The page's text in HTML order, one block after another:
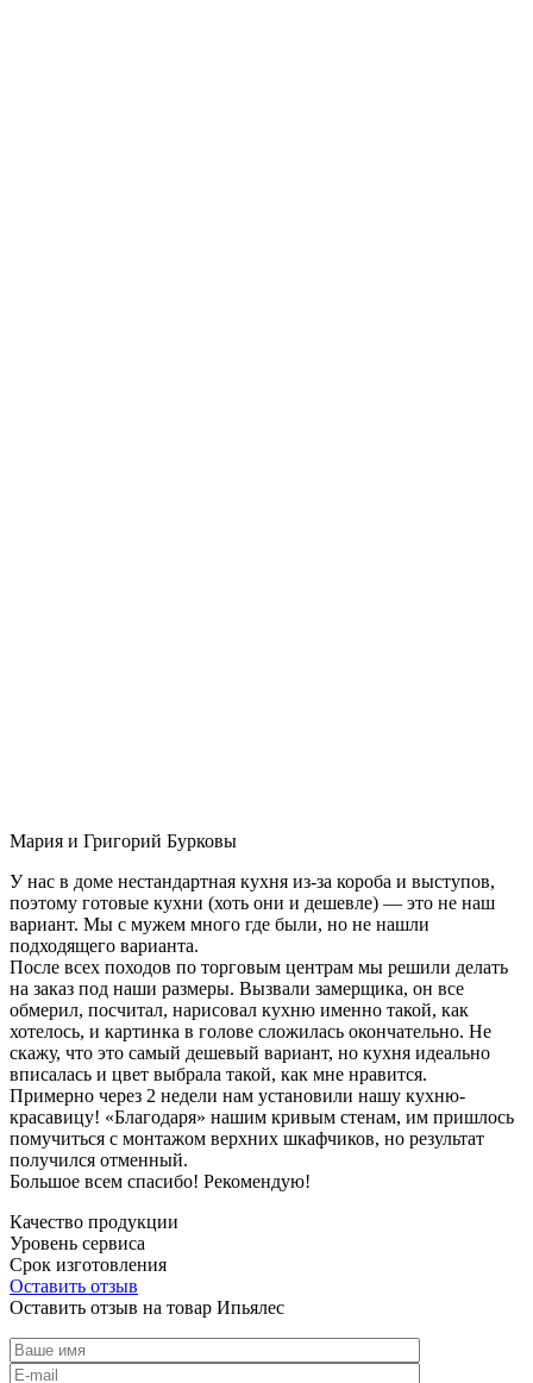
Мария и Григорий Бурковы
У нас в доме нестандартная кухня из-за короба и выступов,
поэтому готовые кухни (хоть они и дешевле) — это не наш
вариант. Мы с мужем много где были, но не нашли
подходящего варианта.
После всех походов по торговым центрам мы решили делать
на заказ под наши размеры. Вызвали замерщика, он все
обмерил, посчитал, нарисовал кухню именно такой, как
хотелось, и картинка в голове сложилась окончательно. Не
скажу, что это самый дешевый вариант, но кухня идеально
вписалась и цвет выбрала такой, как мне нравится.
Примерно через 2 недели нам установили нашу кухню-
красавицу! «Благодаря» нашим кривым стенам, им пришлось
помучиться с монтажом верхних шкафчиков, но результат
получился отменный.
Большое всем спасибо! Рекомендую!
Качество продукции
Уровень сервиса
Срок изготовления
Оставить отзыв
Оставить отзыв на товар Ипьялес